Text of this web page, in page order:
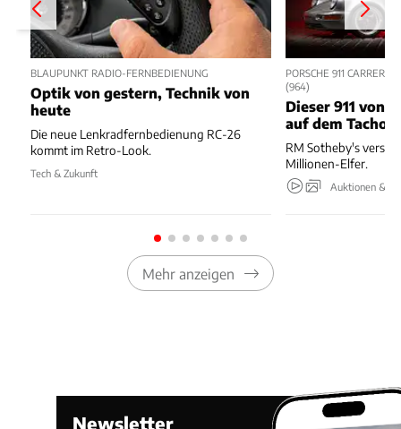
BLAUPUNKT RADIO-FERNBEDIENUNG
Optik von gestern, Technik von
heute
Die neue Lenkradfernbedienung RC-26
kommt im Retro-Look.
Tech & Zukunft
PORSCHE 911 CARRERA
964)
Dieser 911 von
auf dem Tacho
RM Sotheby's
Millionen-Elfer.
Auktionen &
Mehr anzeigen
Newsletter